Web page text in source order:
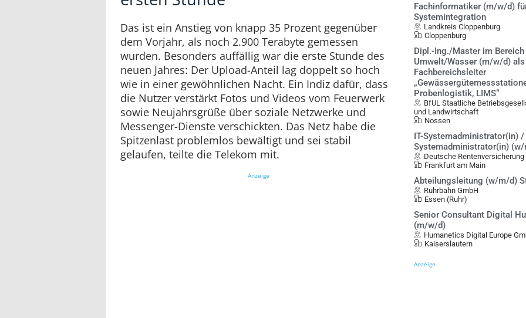
Das ist ein Anstieg von knapp 35 Prozent gegenüber
dem Vorjahr, als noch 2.900 Terabyte gemessen
wurden. Besonders auffällig war die erste Stunde des
neuen Jahres: Der Upload-Anteil lag doppelt so hoch
wie in einer gewöhnlichen Nacht. Ein Indiz dafür, dass
die Nutzer verstärkt Fotos und Videos vom Feuerwerk
sowie Neujahrsgrüße über soziale Netzwerke und
Messenger-Dienste verschickten. Das Netz habe die
Spitzenlast problemlos bewältigt und sei stabil
gelaufen, teilte die Telekom mit.
Anzeige
Fachinformatiker (m/w/d)
Systemintegration
Landkreis Cloppenburg
Cloppenburg
Dipl.-Ing./Master im Bereich
Umwelt/Wasser (m/w/d) als
Fachbereichsleiter
Probenlogistik, LIMS“
BfUL Staatliche
und Landwirtschaft
Nossen
IT-Systemadministrator(in) /
Systemadministrator(in)
Deutsche
Frankfurt am Main
Abteilungsleitung (w/m/d)
Ruhrbahn GmbH
Essen (Ruhr)
Senior Consultant Digital
(m/w/d)
Humanetics Digital Europe
Kaiserslautern
Anzeige